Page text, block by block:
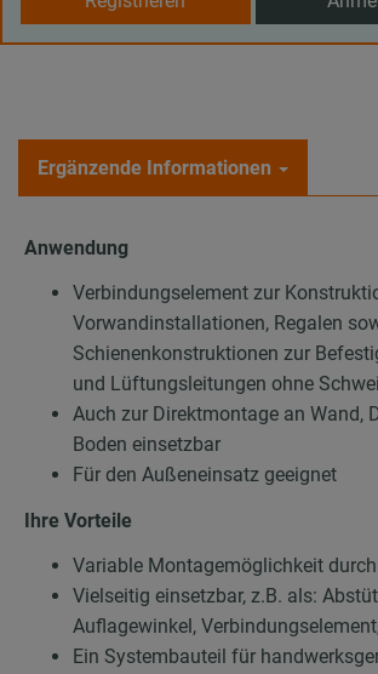
Ergänzende Informationen
Anwendung
Verbindungselement zur
Vorwandinstallationen, Regalen
Schienenkonstruktionen zur
und Lüftungsleitungen ohne
Auch zur Direktmontage an Wand,
Boden einsetzbar
Für den Außeneinsatz geeignet
Ihre Vorteile
Variable Montagemöglichkeit
Vielseitig einsetzbar, z.B. als:
Auflagewinkel,
Ein Systembauteil für